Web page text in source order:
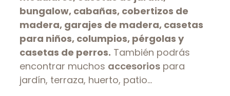
bungalow, cabañas, cobertizos de
madera, garajes de madera, casetas
para niños, columpios, pérgolas y
casetas de perros. También podrás
encontrar muchos accesorios para
jardín, terraza, huerto, patio…